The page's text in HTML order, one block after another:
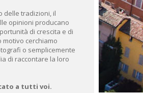
delle tradizioni, il
opinioni producano
di crescita e di
motivo cerchiamo
o semplicemente
di raccontare la loro
a tutti voi.